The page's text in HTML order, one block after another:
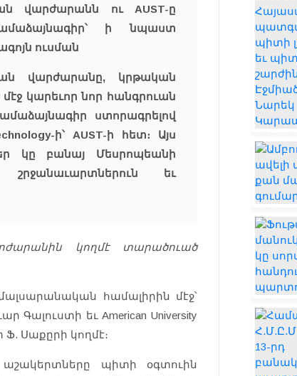
վարժարանն ու AUST-ը
ի նպաստ
ուսման
վարժարանը, կրթական
կարեւոր նոր հանգրուան
ստորագրելով
ի՝ AUST-ի հետ։ Այս
կը բանայ Մեսրոպեանի
շրջանաւարտներուն եւ
կողմէ տարածուած
համալիրին մէջ՝
եւ American University
Ֆ. Սաքըրի կողմէ։
աշակերտները պիտի օգտուին